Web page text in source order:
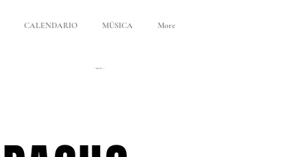
CALENDARIO MÚSICA More